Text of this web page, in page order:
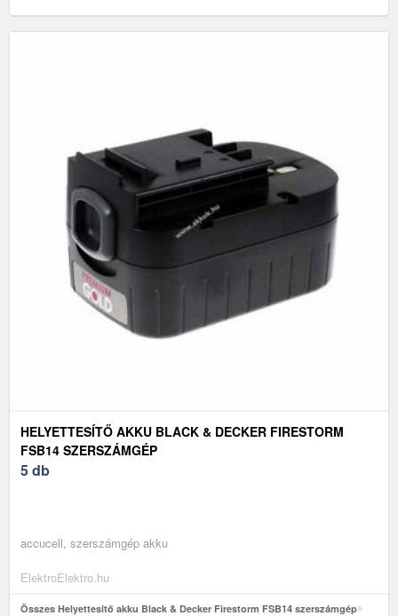
HELYETTESÍTŐ AKKU BLACK & DECKER FIRESTORM
FSB14 SZERSZÁMGÉP
5 db
accucell, szerszámgép akku
ElektroElektro.hu
Összes Helyettesítő akku Black & Decker Firestorm FSB14 szerszámgép